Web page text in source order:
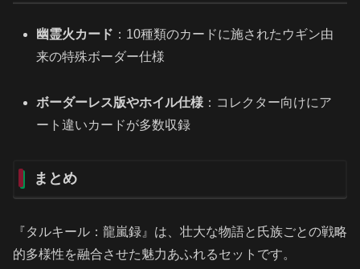
幽霊火カード ：10種類のカードに施されたウギン由
来の特殊ボーダー仕様
ボーダーレス版やホイル仕様 ：コレクター向けにア
ート違いカードが多数収録
まとめ
『タルキール：龍嵐録』は、壮大な物語と氏族ごとの戦略
的多様性を融合させた魅力あふれるセットです。